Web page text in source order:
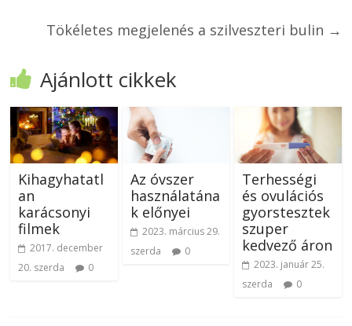
Tökéletes megjelenés a szilveszteri bulin →
Ajánlott cikkek
Kihagyhatatl
an
karácsonyi
filmek
2017. december
20. szerda
0
Az óvszer
használatána
k előnyei
2023. március 29.
szerda
0
Terhességi
és ovulációs
gyorstesztek
szuper
kedvező áron
2023. január 25.
szerda
0